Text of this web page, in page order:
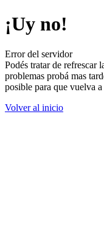
¡Uy no!
Error del servidor
Podés tratar de refrescar
problemas probá mas
posible para que vuelva
Volver al inicio